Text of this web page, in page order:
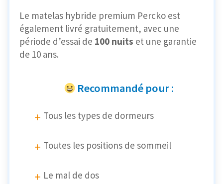
Le matelas hybride premium Percko est
également livré gratuitement, avec une
période d’essai de 100 nuits et une garantie
de 10 ans.
Recommandé pour :
Tous les types de dormeurs
Toutes les positions de sommeil
Le mal de dos